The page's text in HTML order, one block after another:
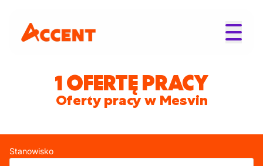
1 OFERTĘ PRACY
Oferty pracy w Mesvin
Stanowisko